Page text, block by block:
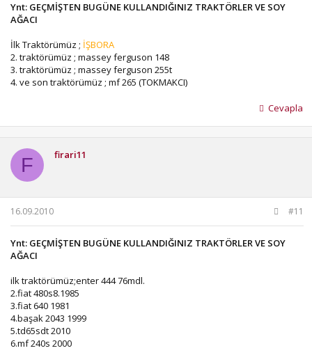
Ynt: GEÇMİŞTEN BUGÜNE KULLANDIĞINIZ TRAKTÖRLER VE SOY
AĞACI
İlk Traktörümüz ; İŞBORA
2. traktörümüz ; massey ferguson 148
3. traktörümüz ; massey ferguson 255t
4. ve son traktörümüz ; mf 265 (TOKMAKCI)
Cevapla
F firari11
16.09.2010 #11
Ynt: GEÇMİŞTEN BUGÜNE KULLANDIĞINIZ TRAKTÖRLER VE SOY
AĞACI
ilk traktörümüz;enter 444 76mdl.
2.fiat 480s8.1985
3.fiat 640 1981
4.başak 2043 1999
5.td65sdt 2010
6.mf 240s 2000